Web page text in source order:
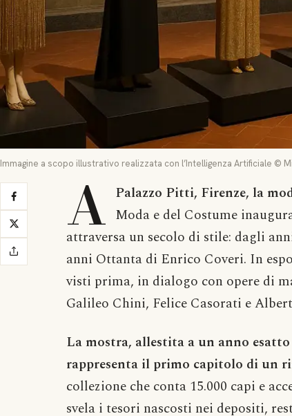
Immagine a scopo illustrativo realizzata con l’Intelligenza Artificiale ©
A Palazzo Pitti, Firenze, la
Moda e del Costume
attraversa un secolo di stile: dagli
anni Ottanta di Enrico Coveri. In
visti prima, in dialogo con opere di
Galileo Chini, Felice Casorati e
La mostra, allestita a un anno
rappresenta il primo capitolo di un
collezione che conta 15.000 capi e
svela i tesori nascosti nei depositi,